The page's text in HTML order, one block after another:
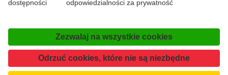
Deklaracja dostępności Kontakt